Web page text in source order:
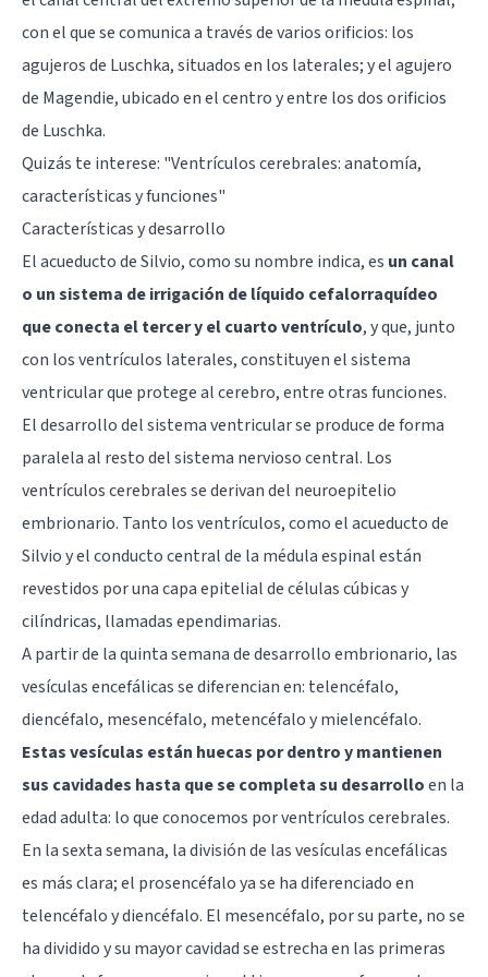
con el que se comunica a través de varios orificios: los
agujeros de Luschka, situados en los laterales; y el agujero
de Magendie, ubicado en el centro y entre los dos orificios
de Luschka.
Quizás te interese: "Ventrículos cerebrales: anatomía,
características y funciones"
Características y desarrollo
El acueducto de Silvio, como su nombre indica, es un canal
o un sistema de irrigación de líquido cefalorraquídeo
que conecta el tercer y el cuarto ventrículo, y que, junto
con los ventrículos laterales, constituyen el sistema
ventricular que protege al cerebro, entre otras funciones.
El desarrollo del sistema ventricular se produce de forma
paralela al resto del sistema nervioso central. Los
ventrículos cerebrales se derivan del neuroepitelio
embrionario. Tanto los ventrículos, como el acueducto de
Silvio y el conducto central de la médula espinal están
revestidos por una capa epitelial de células cúbicas y
cilíndricas, llamadas ependimarias.
A partir de la quinta semana de desarrollo embrionario, las
vesículas encefálicas se diferencian en: telencéfalo,
diencéfalo, mesencéfalo, metencéfalo y mielencéfalo.
Estas vesículas están huecas por dentro y mantienen
sus cavidades hasta que se completa su desarrolloen la
edad adulta: lo que conocemos por ventrículos cerebrales.
En la sexta semana, la división de las vesículas encefálicas
es más clara; el prosencéfalo ya se ha diferenciado en
telencéfalo y diencéfalo. El mesencéfalo, por su parte, no se
ha dividido y su mayor cavidad se estrecha en las primeras